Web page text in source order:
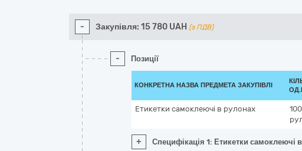
- Закупівля: 15 780 UAH (з ПДВ)
- Позиції
КОНКРЕТНА НАЗВА ПРЕДМЕТА ЗАКУПІВЛІ
Етикетки самоклеючі в рулонах
100
+ Специфікація 1: Етикетки самоклеючі